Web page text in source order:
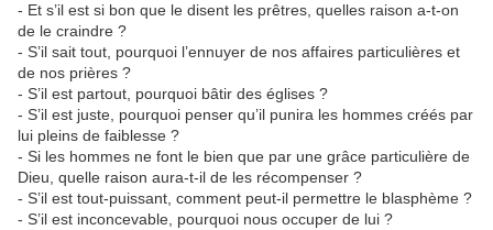
- Et s’il est si bon que le disent les prêtres, quelles raison a-t-on
de le craindre ?
- S’il sait tout, pourquoi l’ennuyer de nos affaires particulières et
de nos prières ?
- S’il est partout, pourquoi bâtir des églises ?
- S’il est juste, pourquoi penser qu’il punira les hommes créés par
lui pleins de faiblesse ?
- Si les hommes ne font le bien que par une grâce particulière de
Dieu, quelle raison aura-t-il de les récompenser ?
- S’il est tout-puissant, comment peut-il permettre le blasphème ?
- S’il est inconcevable, pourquoi nous occuper de lui ?